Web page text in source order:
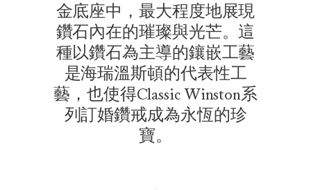
金底座中，最大程度地展現
鑽石內在的璀璨與光芒。這
種以鑽石為主導的鑲嵌工藝
是海瑞溫斯頓的代表性工
藝，也使得Classic Winston系
列訂婚鑽戒成為永恆的珍
寶。